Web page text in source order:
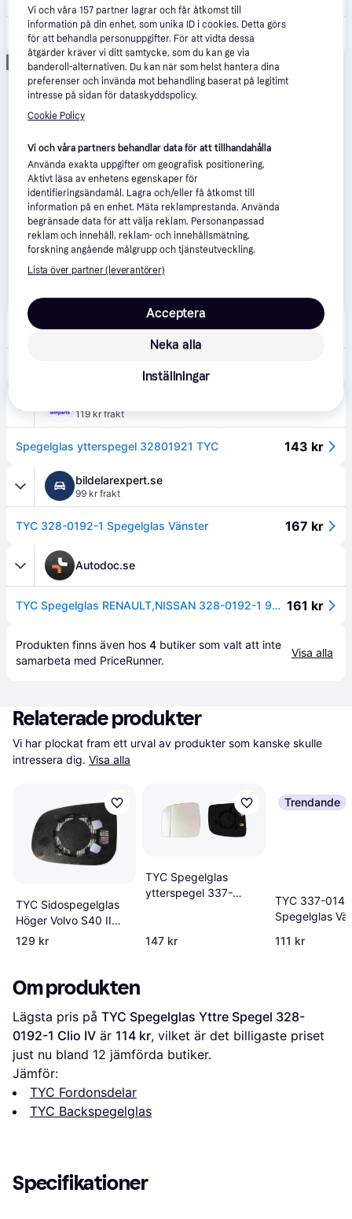
Annons
119 kr frakt
Spegelglas ytterspegel 32801921 TYC 143 kr
bildelarexpert.se
99 kr frakt
TYC 328-0192-1 Spegelglas Vänster 167 kr
Autodoc.se
TYC Spegelglas RENAULT,NISSAN 328-0192-1 963669996R Backspegelglas,Sidospegelglas,Spegelglas, yttre spegel 161 kr
Produkten finns även hos 4 butiker som valt att inte
samarbeta med PriceRunner.
Visa alla
Relaterade produkter
Vi har plockat fram ett urval av produkter som kanske skulle
intressera dig. Visa alla
TYC Sidospegelglas
Höger Volvo S40 II
facelift
129 kr
TYC Spegelglas
ytterspegel 337-
147 kr
Trendande
TYC 337-
Spegelglas
Transporter
111 kr
Om produkten
Lägsta pris på TYC Spegelglas Yttre Spegel 328-
0192-1 Clio IV är 114 kr, vilket är det billigaste priset
just nu bland 12 jämförda butiker.
Jämför:
TYC Fordonsdelar
TYC Backspegelglas
Specifikationer
Vi och våra157 partner lagrar och får åtkomst till
information på din enhet, som unika ID i cookies. Detta görs
för att behandla personuppgifter. För att vidta dessa
åtgärder kräver vi ditt samtycke, som du kan ge via
banderoll-alternativen. Du kan när som helst hantera dina
preferenser och invända mot behandling baserat på legitimt
intresse på sidan för dataskyddspolicy.
Cookie Policy
Vi och våra partners behandlar data för att tillhandahålla
Använda exakta uppgifter om geografisk positionering.
Aktivt läsa av enhetens egenskaper för
identifieringsändamål. Lagra och/eller få åtkomst till
information på en enhet. Mäta reklamprestanda. Använda
begränsade data för att välja reklam. Personanpassad
reklam och innehåll, reklam- och innehållsmätning,
forskning angående målgrupp och tjänsteutveckling.
Lista över partner (leverantörer)
Neka alla
Acceptera
Inställningar